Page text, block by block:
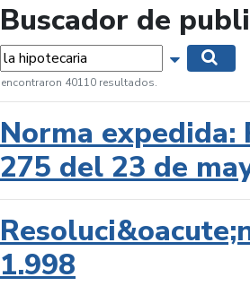
Buscador de
Mostrar
encontraron 40110 resultados.
Norma expedida:
275 del 23 de
1.998